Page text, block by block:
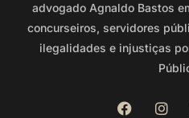
advogado Agnaldo Bastos
concurseiros, servidores
ilegalidades e injustiças